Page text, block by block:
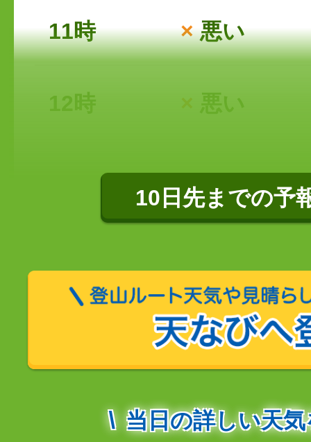
11時 ×悪い
12時 × 悪い
10日先までの予
当日の詳しい天